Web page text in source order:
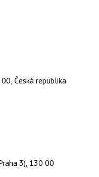
Česká republika
3), 130 00